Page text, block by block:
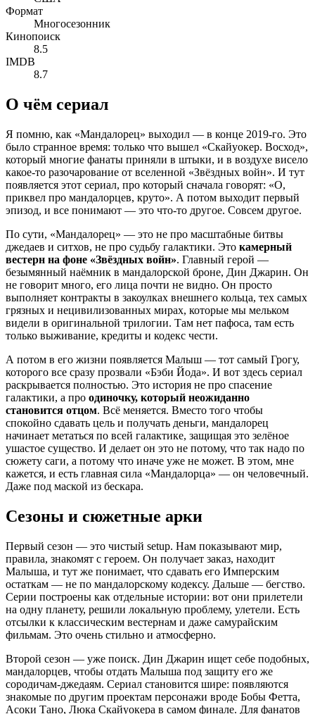
Формат
Многосезонник
Кинопоиск
8.5
IMDB
8.7
О чём сериал
Я помню, как «Мандалорец» выходил — в конце 2019-го. Это
было странное время: только что вышел «Скайуокер. Восход»,
который многие фанаты приняли в штыки, и в воздухе висело
какое-то разочарование от вселенной «Звёздных войн». И тут
появляется этот сериал, про который сначала говорят: «О,
приквел про мандалорцев, круто». А потом выходит первый
эпизод, и все понимают — это что-то другое. Совсем другое.
По сути, «Мандалорец» — это не про масштабные битвы
джедаев и ситхов, не про судьбу галактики. Это камерный
вестерн на фоне «Звёздных войн». Главный герой —
безымянный наёмник в мандалорской броне, Дин Джарин. Он
не говорит много, его лица почти не видно. Он просто
выполняет контракты в закоулках внешнего кольца, тех самых
грязных и нецивилизованных мирах, которые мы мельком
видели в оригинальной трилогии. Там нет пафоса, там есть
только выживание, кредиты и кодекс чести.
А потом в его жизни появляется Малыш — тот самый Грогу,
которого все сразу прозвали «Бэби Йода». И вот здесь сериал
раскрывается полностью. Это история не про спасение
галактики, а про одиночку, который неожиданно
становится отцом. Всё меняется. Вместо того чтобы
спокойно сдавать цель и получать деньги, мандалорец
начинает метаться по всей галактике, защищая это зелёное
ушастое существо. И делает он это не потому, что так надо по
сюжету саги, а потому что иначе уже не может. В этом, мне
кажется, и есть главная сила «Мандалорца» — он человечный.
Даже под маской из бескара.
Сезоны и сюжетные арки
Первый сезон — это чистый setup. Нам показывают мир,
правила, знакомят с героем. Он получает заказ, находит
Малыша, и тут же понимает, что сдавать его Имперским
остаткам — не по мандалорскому кодексу. Дальше — бегство.
Серии построены как отдельные истории: вот они прилетели
на одну планету, решили локальную проблему, улетели. Есть
отсылки к классическим вестернам и даже самурайским
фильмам. Это очень стильно и атмосферно.
Второй сезон — уже поиск. Дин Джарин ищет себе подобных,
мандалорцев, чтобы отдать Малыша под защиту его же
сородичам-джедаям. Сериал становится шире: появляются
знакомые по другим проектам персонажи вроде Бобы Фетта,
Асоки Тано, Люка Скайуокера в самом финале. Для фанатов